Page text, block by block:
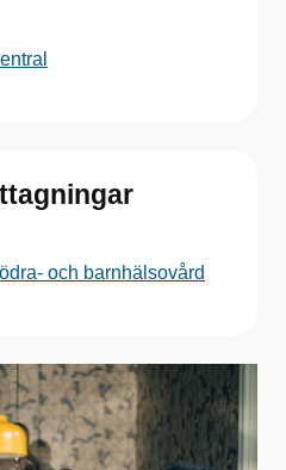
och barnhälsovård